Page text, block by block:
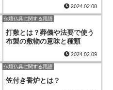
2024.02.08
仏壇仏具に関する用語
打敷とは？葬儀や法要で使う
布製の敷物の意味と種類
2024.02.09
仏壇仏具に関する用語
笠付き香炉とは？